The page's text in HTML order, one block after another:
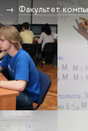
Факультет